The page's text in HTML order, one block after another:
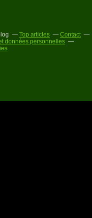
Top articles
Contact
données personnelles